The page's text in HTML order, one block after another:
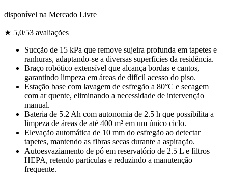
disponível na Mercado Livre
★ 5,0/53 avaliações
Sucção de 15 kPa que remove sujeira profunda em tapetes e
ranhuras, adaptando-se a diversas superfícies da residência.
Braço robótico extensível que alcança bordas e cantos,
garantindo limpeza em áreas de difícil acesso do piso.
Estação base com lavagem de esfregão a 80°C e secagem
com ar quente, eliminando a necessidade de intervenção
manual.
Bateria de 5.2 Ah com autonomia de 2.5 h que possibilita a
limpeza de áreas de até 400 m² em um único ciclo.
Elevação automática de 10 mm do esfregão ao detectar
tapetes, mantendo as fibras secas durante a aspiração.
Autoesvaziamento de pó em reservatório de 2.5 L e filtros
HEPA, retendo partículas e reduzindo a manutenção
frequente.